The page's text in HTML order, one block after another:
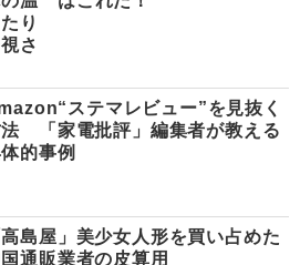
り
さ
ステマレビュー”を見抜く
「家電批評」編集者が教える
的事例
高島屋」美少女人形を買い占めた
通販業者の皮算用